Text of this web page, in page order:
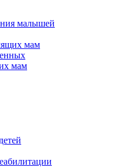
малышей
мам
мам